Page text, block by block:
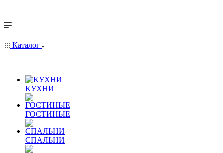
Каталог
КУХНИ
ГОСТИНЫЕ
СПАЛЬНИ